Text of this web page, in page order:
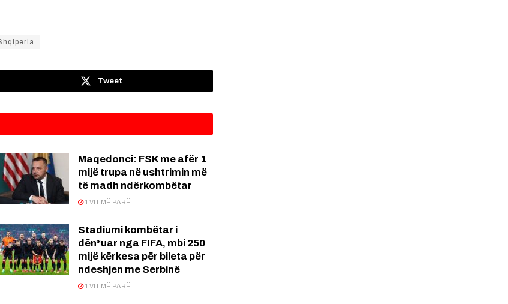
Tweet
Maqedonci: FSK me afër 1
mijë trupa në ushtrimin më
të madh ndërkombëtar
1 VIT MË PARË
Stadiumi kombëtar i
dën*uar nga FIFA, mbi 250
mijë kërkesa për bileta për
ndeshjen me Serbinë
1 VIT MË PARË